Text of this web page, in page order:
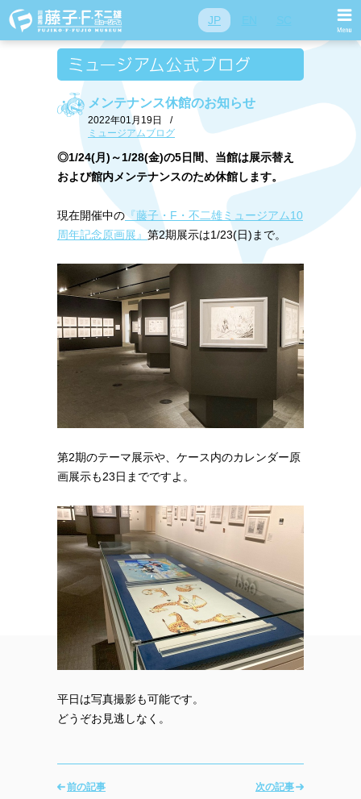
JP
メンテナンス休館のお知らせ
2022年01月19日
/
ミュージアムブログ
◎1/24(月)～1/28(金)の5日間、当館は展示替え
および館内メンテナンスのため休館します。
現在開催中の『藤子・F・不二雄ミュージアム10
周年記念原画展』第2期展示は1/23(日)まで。
第2期のテーマ展示や、ケース内のカレンダー原
画展示も23日までですよ。
平日は写真撮影も可能です。
どうぞお見逃しなく。
次の記事
前の記事